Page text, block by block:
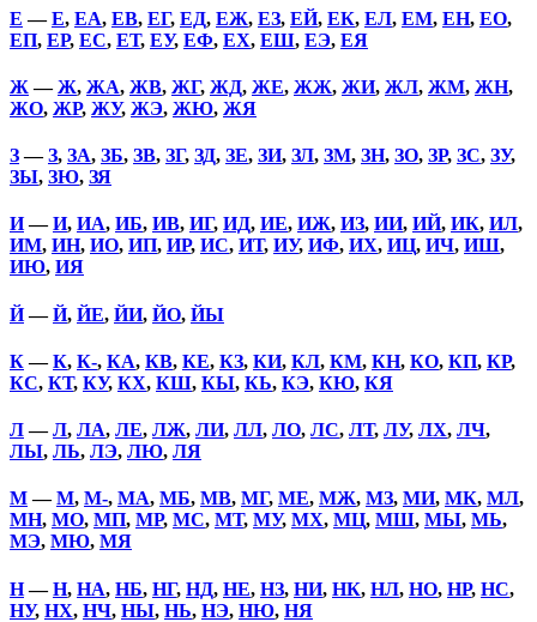
Е —Е, ЕА, ЕВ, ЕГ, ЕД, ЕЖ, ЕЗ, ЕЙ, ЕК, ЕЛ, ЕМ, ЕН, ЕО,
ЕП, ЕР, ЕС, ЕТ, ЕУ, ЕФ, ЕХ, ЕШ, ЕЭ, ЕЯ
Ж —Ж, ЖА, ЖВ, ЖГ, ЖД, ЖЕ, ЖЖ, ЖИ, ЖЛ, ЖМ, ЖН,
ЖО, ЖР, ЖУ, ЖЭ, ЖЮ, ЖЯ
З—З, ЗА, ЗБ, ЗВ, ЗГ, ЗД, ЗЕ, ЗИ, ЗЛ, ЗМ, ЗН, ЗО, ЗР, ЗС, ЗУ,
ЗЫ, ЗЮ, ЗЯ
И—И, ИА, ИБ, ИВ, ИГ, ИД, ИЕ, ИЖ, ИЗ, ИИ, ИЙ, ИК, ИЛ,
ИМ, ИН, ИО, ИП, ИР, ИС, ИТ, ИУ, ИФ, ИХ, ИЦ, ИЧ, ИШ,
ИЮ, ИЯ
Й—Й, ЙЕ, ЙИ, ЙО, ЙЫ
К—К, К-, КА, КВ, КЕ, КЗ, КИ, КЛ, КМ, КН, КО, КП, КР,
КС, КТ, КУ, КХ, КШ, КЫ, КЬ, КЭ, КЮ, КЯ
Л—Л, ЛА, ЛЕ, ЛЖ, ЛИ, ЛЛ, ЛО, ЛС, ЛТ, ЛУ, ЛХ, ЛЧ,
ЛЫ, ЛЬ, ЛЭ, ЛЮ, ЛЯ
М—М, М-, МА, МБ, МВ, МГ, МЕ, МЖ, МЗ, МИ, МК, МЛ,
МН, МО, МП, МР, МС, МТ, МУ, МХ, МЦ, МШ, МЫ, МЬ,
МЭ, МЮ, МЯ
Н—Н, НА, НБ, НГ, НД, НЕ, НЗ, НИ, НК, НЛ, НО, НР, НС,
НУ, НХ, НЧ, НЫ, НЬ, НЭ, НЮ, НЯ